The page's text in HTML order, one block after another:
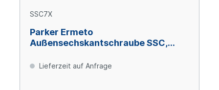
SSC7X
Parker Ermeto
Außensechskantschraube SSC,
Cr(VI)-frei
Lieferzeit auf Anfrage